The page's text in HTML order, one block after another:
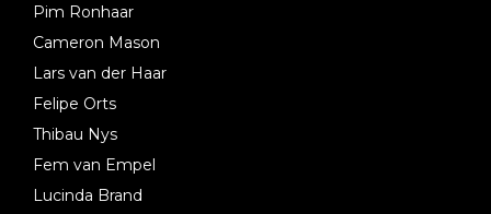
Pim Ronhaar
Cameron Mason
Lars van der Haar
Felipe Orts
Thibau Nys
Fem van Empel
Lucinda Brand